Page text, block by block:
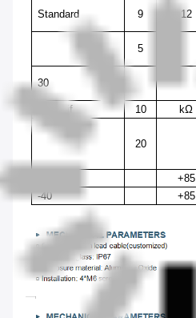
Standard 9 12
5
30
Résistif
10 kΩ
20
+85
-40
+85